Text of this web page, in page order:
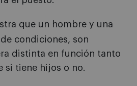
que un hombre y una
condiciones, son
distinta en función tanto
si tiene hijos o no.